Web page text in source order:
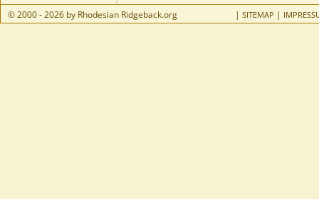
© 2000 - 2026 by Rhodesian Ridgeback.org | SITEMAP |